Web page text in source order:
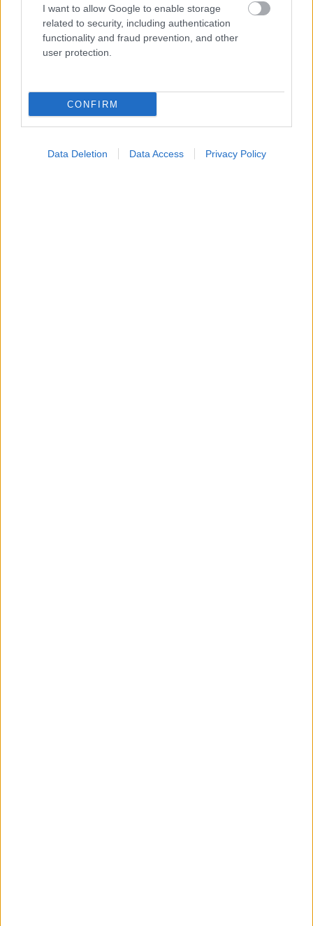
I want to allow Google to enable storage
related to security, including authentication
functionality and fraud prevention, and other
user protection.
CONFIRM
Data Deletion Data Access Privacy Policy
το καλοκαίρι'' -
Βιωματικά εργαστήρια
για τα παιδιά
Θεσσαλονίκη: ‘Εσπασε
εν πτήσει- ένας